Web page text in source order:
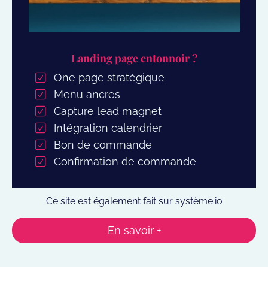
Landing page entonnoir ?
One page stratégique
Menu ancres
Capture lead magnet
Intégration calendrier
Bon de commande
Confirmation de commande
Ce site est également fait sur système.io
En savoir +